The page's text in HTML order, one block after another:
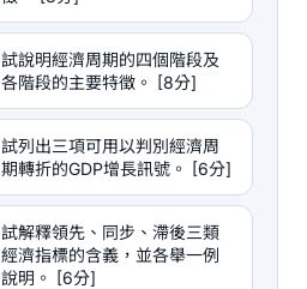
試說明經濟周期的四個階段及
各階段的主要特徵。 [8分]
試列出三項可用以判別經濟周
期轉折的GDP增長訊號。 [6分]
試解釋領先、同步、滯後三類
經濟指標的含義，並各舉一例
說明。 [6分]